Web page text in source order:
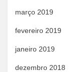
março 2019
fevereiro 2019
janeiro 2019
dezembro 2018